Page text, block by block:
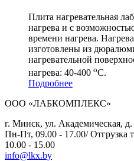
Плита нагревательная
нагрева и с
времени нагрева.
изготовлены из
нагревательной
нагрева: 40-400 оС.
Подробнее
ООО «ЛАБКОМПЛЕКС»
г. Минск, ул. Академическая,
Пн-Пт, 09.00 - 17.00/ Отгрузка
10.00 - 15.00
info@lkx.by